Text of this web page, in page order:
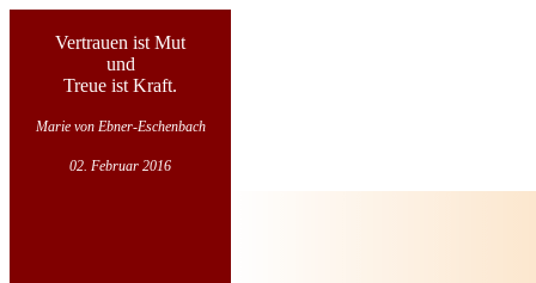
Vertrauen ist Mut
und
Treue ist Kraft.
Marie von Ebner-Eschenbach
02. Februar 2016